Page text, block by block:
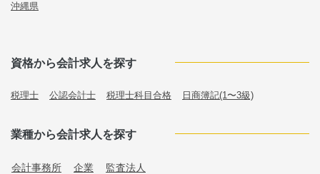
沖縄県
資格から会計求人を探す
税理士 公認会計士 税理士科目合格 日商簿記(1〜3級)
業種から会計求人を探す
会計事務所 企業 監査法人